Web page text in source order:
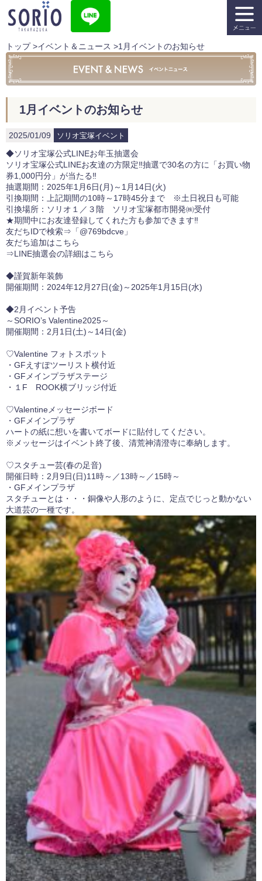
トップ>イベント＆ニュース >1月イベントのお知らせ
1月イベントのお知らせ
2025/01/09 ソリオ宝塚イベント
◆ソリオ宝塚公式LINEお年玉抽選会
ソリオ宝塚公式LINEお友達の方限定‼抽選で30名の方に「お買い物
券1,000円分」が当たる‼
抽選期間：2025年1月6日(月)～1月14日(火)
引換期間：上記期間の10時～17時45分まで ※土日祝日も可能
引換場所：ソリオ１／３階 ソリオ宝塚都市開発㈱受付
★期間中にお友達登録してくれた方も参加できます‼
友だちIDで検索⇒「@769bdcve」
友だち追加はこちら
⇒LINE抽選会の詳細はこちら
◆謹賀新年装飾
開催期間：2024年12月27日(金)～2025年1月15日(水)
◆2月イベント予告
～SORIO’s Valentine2025～
開催期間：2月1日(土)～14日(金)
♡Valentine フォトスポット
・GFえすぽツーリスト横付近
・GFメインプラザステージ
・１F ROOK横ブリッジ付近
♡Valentineメッセージボード
・GFメインプラザ
ハートの紙に想いを書いてボードに貼付してください。
※メッセージはイベント終了後、清荒神清澄寺に奉納します。
♡スタチュー芸(春の足音)
開催日時：2月9日(日)11時～／13時～／15時～
・GFメインプラザ
スタチューとは・・・銅像や人形のように、定点でじっと動かない
大道芸の一種です。